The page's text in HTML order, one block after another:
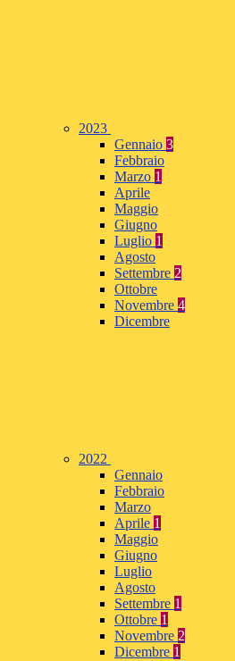
2023
Gennaio 3
Febbraio
Marzo 1
Aprile
Maggio
Giugno
Luglio 1
Agosto
Settembre 2
Ottobre
Novembre 4
Dicembre
2022
Gennaio
Febbraio
Marzo
Aprile 1
Maggio
Giugno
Luglio
Agosto
Settembre 1
Ottobre 1
Novembre 2
Dicembre 1